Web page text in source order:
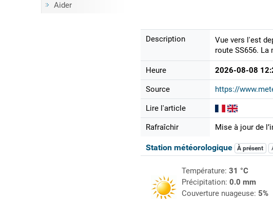
Aider
Description
Vue vers l'est
route SS656.
Heure 2026-08-08
Source https://
Lire l'article
Rafraîchir Mise à jour de
Station météorologique À présent
Température: 31 °C
Précipitation: 0.0 mm
Couverture nuageuse: 5%